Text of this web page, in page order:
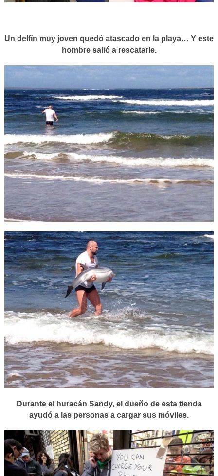
Un delfín muy joven quedó atascado en la playa… Y este
hombre salió a rescatarle.
Durante el huracán Sandy, el dueño de esta tienda
ayudó a las personas a cargar sus móviles.